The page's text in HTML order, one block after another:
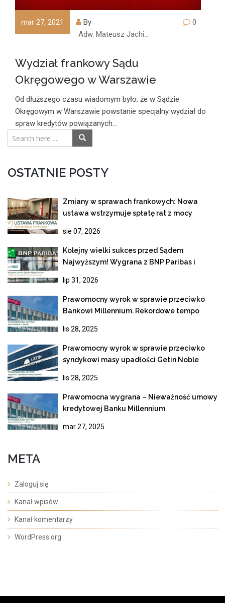
mar 27, 2021
By
Adw. Mateusz Jachimczyk
0
Wydział frankowy Sądu
Okręgowego w Warszawie
Od dłuższego czasu wiadomym było, że w Sądzie
Okręgowym w Warszawie powstanie specjalny wydział do
spraw kredytów powiązanych…
OSTATNIE POSTY
Zmiany w sprawach frankowych: Nowa
ustawa wstrzymuje spłatę rat z mocy
sie 07, 2026
Kolejny wielki sukces przed Sądem
Najwyższym! Wygrana z BNP Paribas i
frankowego
lip 31, 2026
Prawomocny wyrok w sprawie przeciwko
Bankowi Millennium. Rekordowe tempo
lis 28, 2025
Prawomocny wyrok w sprawie przeciwko
syndykowi masy upadłości Getin Noble
lis 28, 2025
Prawomocna wygrana – Nieważność umowy
kredytowej Banku Millennium
mar 27, 2025
META
Zaloguj się
Kanał wpisów
Kanał komentarzy
WordPress.org